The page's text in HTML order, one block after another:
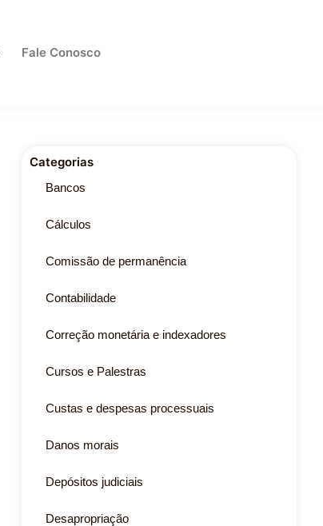
Fale Conosco
Categorias
Bancos
Cálculos
Comissão de permanência
Contabilidade
Correção monetária e indexadores
Cursos e Palestras
Custas e despesas processuais
Danos morais
Depósitos judiciais
Desapropriação